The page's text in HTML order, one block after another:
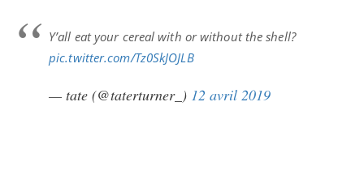
Y’all eat your cereal with or without the shell?
pic.twitter.com/Tz0SkJOJLB
— tate (@taterturner_) 12 avril 2019